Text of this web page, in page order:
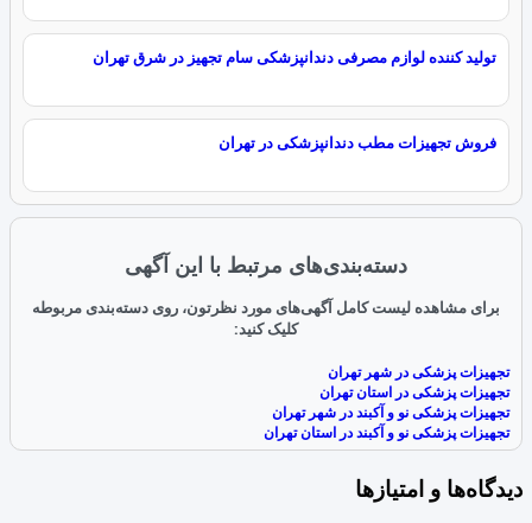
تولید کننده لوازم مصرفی دندانپزشکی سام تجهیز در شرق تهران
فروش تجهیزات مطب دندانپزشکی در تهران
دسته‌بندی‌های مرتبط با این آگهی
برای مشاهده لیست کامل آگهی‌های مورد نظرتون، روی دسته‌بندی مربوطه
کلیک کنید:
تجهیزات پزشکی در شهر تهران
تجهیزات پزشکی در استان تهران
تجهیزات پزشکی نو و آکبند در شهر تهران
تجهیزات پزشکی نو و آکبند در استان تهران
دیدگاه‌ها و امتیازها